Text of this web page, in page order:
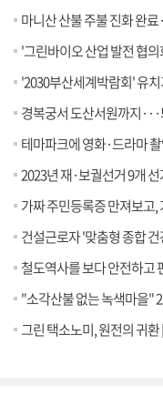
마니산 산불 주불 진화 완
'그린바이오 산업 발전 협의회' 발
'2030부산세계박람회' 유
경복궁서 도산서원까지
테마파크에 영화·드라마
2023년 재·보궐선거 9개 선거
가짜 주민등록증 만져보고,
건설근로자 '맞춤형 종합
철도역사를 보다 안전하고
"소각산불 없는 녹색마을"
그린 택소노미, 원전의 귀